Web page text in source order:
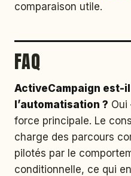
comparaison utile.
FAQ
ActiveCampaign est-
l’automatisation ? Oui
force principale. Le
charge des parcours
pilotés par le
conditionnelle, ce qui